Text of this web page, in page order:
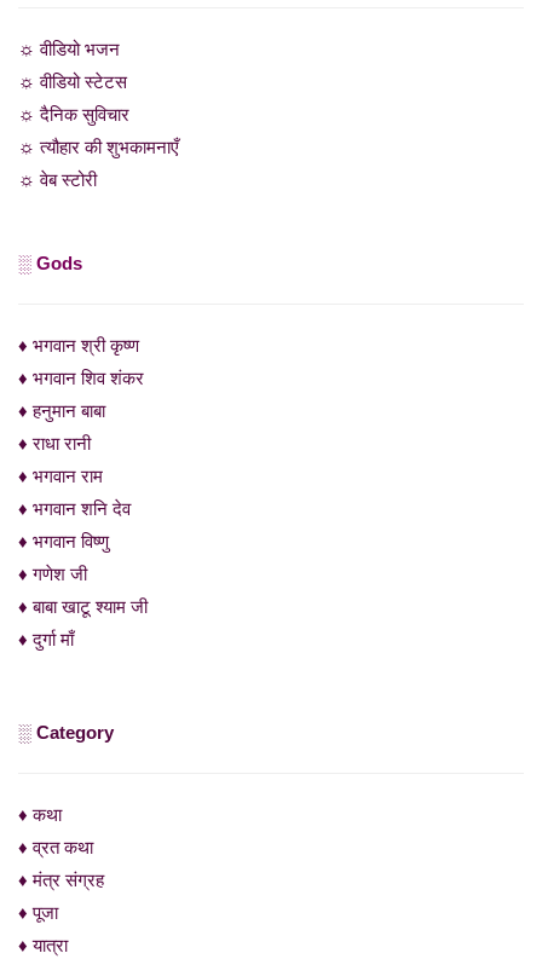
☼ वीडियो भजन
☼ वीडियो स्टेटस
☼ दैनिक सुविचार
☼ त्यौहार की शुभकामनाएँ
☼ वेब स्टोरी
░ Gods
♦ भगवान श्री कृष्ण
♦ भगवान शिव शंकर
♦ हनुमान बाबा
♦ राधा रानी
♦ भगवान राम
♦ भगवान शनि देव
♦ भगवान विष्णु
♦ गणेश जी
♦ बाबा खाटू श्याम जी
♦ दुर्गा माँ
░ Category
♦ कथा
♦ व्रत कथा
♦ मंत्र संग्रह
♦ पूजा
♦ यात्रा